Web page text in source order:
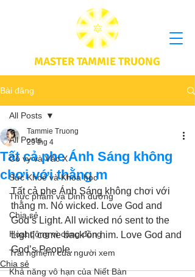
MASTER TAMMIE TRUONG
Bài đăng
All Posts
Cô vy và Vắc X
Sức Khoẻ và Khoa học
Thực phầm và Dinh dưỡng
Chia sẻ
Hoạt động vì cộng đồng
Trải nghiệm của người xem
Khả năng vô hạn của Niết Bàn
All Posts
Tất cả phe Ánh Sáng không
chơi với thằng m
Tammie Truong
29 thg 4
Tất cả phe Ánh Sáng không chơi với
thằng m. Nó wicked. Love God and
God’s Light. All wicked nó sent to the
Light, come back on him. Love God and
God’s People.
Chia sẻ